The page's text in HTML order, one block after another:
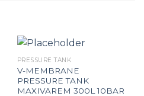
PRESSURE TANK
V-MEMBRANE
PRESSURE TANK
MAXIVAREM 300L 10BAR